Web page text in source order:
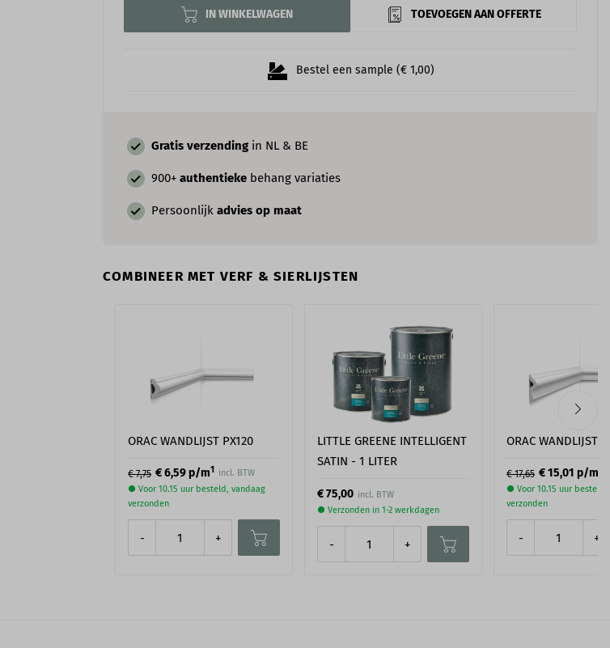
Gratis verzending in NL & BE
900+ authentieke behang variaties
Persoonlijk advies op maat
COMBINEER MET VERF & SIERLIJSTEN
ORAC WANDLIJST PX120
€ 7,75 € 6,59p/m1 incl. BTW
● Voor 10.15 uur besteld, vandaag
verzonden
- +
LITTLE GREENE INTELLIGENT
SATIN - 1 LITER
€ 75,00
● Verzonden in 1-2 werkdagen
- +
ORAC WANDLIJST
€ 17,65 € 15,01 p/m
● Voor 10.15 uur besteld,
verzonden
- +
Bestel een sample (€ 1,00)
IN WINKELWAGEN TOEVOEGEN AAN OFFERTE